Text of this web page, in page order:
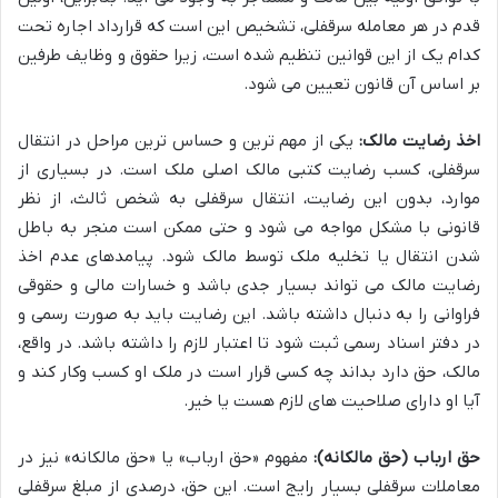
قدم در هر معامله سرقفلی، تشخیص این است که قرارداد اجاره تحت
کدام یک از این قوانین تنظیم شده است، زیرا حقوق و وظایف طرفین
بر اساس آن قانون تعیین می شود.
اخذ رضایت مالک:یکی از مهم ترین و حساس ترین مراحل در انتقال
سرقفلی، کسب رضایت کتبی مالک اصلی ملک است. در بسیاری از
موارد، بدون این رضایت، انتقال سرقفلی به شخص ثالث، از نظر
قانونی با مشکل مواجه می شود و حتی ممکن است منجر به باطل
شدن انتقال یا تخلیه ملک توسط مالک شود. پیامدهای عدم اخذ
رضایت مالک می تواند بسیار جدی باشد و خسارات مالی و حقوقی
فراوانی را به دنبال داشته باشد. این رضایت باید به صورت رسمی و
در دفتر اسناد رسمی ثبت شود تا اعتبار لازم را داشته باشد. در واقع،
مالک، حق دارد بداند چه کسی قرار است در ملک او کسب وکار کند و
آیا او دارای صلاحیت های لازم هست یا خیر.
حق ارباب (حق مالکانه): مفهوم «حق ارباب» یا «حق مالکانه» نیز در
معاملات سرقفلی بسیار رایج است. این حق، درصدی از مبلغ سرقفلی